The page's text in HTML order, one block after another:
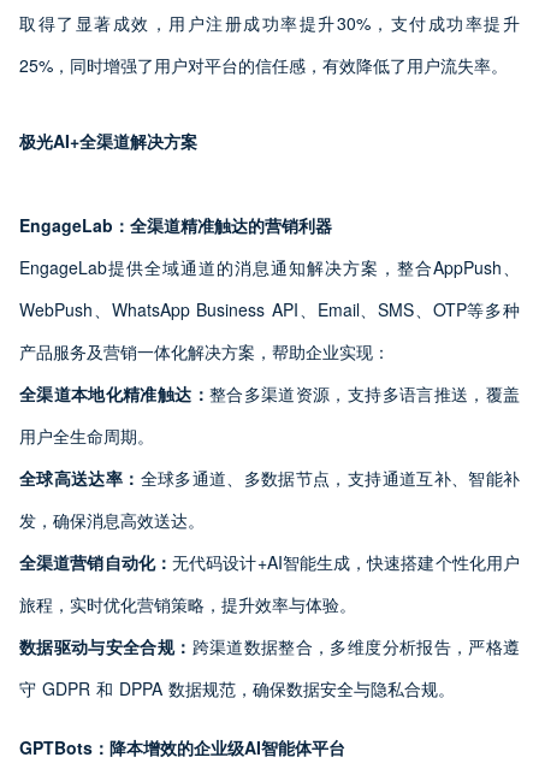
取得了显著成效，用户注册成功率提升30%，支付成功率提升
25%，同时增强了用户对平台的信任感，有效降低了用户流失率。
极光AI+全渠道解决方案
EngageLab ：全渠道精准触达的营销利器
EngageLab提供全域通道的消息通知解决方案，整合AppPush、
WebPush、WhatsApp Business API、Email、SMS、OTP等多种
产品服务及营销一体化解决方案，帮助企业实现：
全渠道本地化精准触达： 整合多渠道资源，支持多语言推送，覆盖
用户全生命周期。
全球高送达率： 全球多通道、多数据节点，支持通道互补、智能补
发，确保消息高效送达。
全渠道营销自动化： 无代码设计+AI智能生成，快速搭建个性化用户
旅程，实时优化营销策略，提升效率与体验。
数据驱动与安全合规： 跨渠道数据整合，多维度分析报告，严格遵
守 GDPR 和 DPPA 数据规范，确保数据安全与隐私合规。
GPTBots ：降本增效的企业级AI智能体平台